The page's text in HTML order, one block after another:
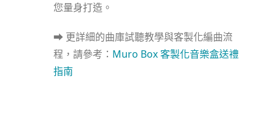
您量身打造。
⮕ 更詳細的曲庫試聽教學與客製化編曲流
程，請參考： Muro Box 客製化音樂盒送禮
指南